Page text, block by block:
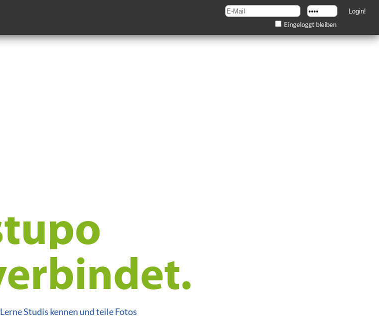
Eingeloggt bleiben
Lerne Studis kennen und teile Fotos